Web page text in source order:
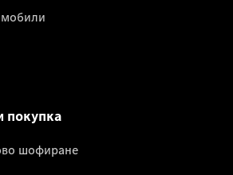
покупка
шофиране